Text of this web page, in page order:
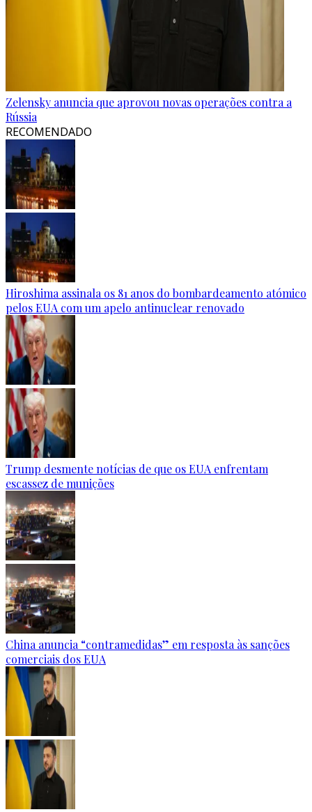
Zelensky anuncia que aprovou novas operações contra a
Rússia
RECOMENDADO
Hiroshima assinala os 81 anos do bombardeamento atómico
pelos EUA com um apelo antinuclear renovado
Trump desmente notícias de que os EUA enfrentam
escassez de munições
China anuncia “contramedidas” em resposta às sanções
comerciais dos EUA